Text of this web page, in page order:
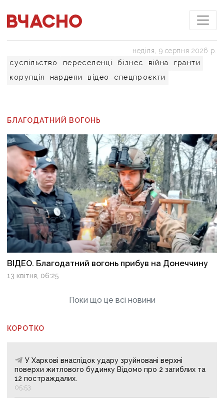
суспільство переселенці бізнес війна
гранти
корупція
нардепи відео спецпроєкти
неділя, 9 серпня 2026 р.
БЛАГОДАТНИЙ ВОГОНЬ
ВІДЕО. Благодатний вогонь прибув на Донеччину
13 квітня, 06:25
Поки що це всі новини
КОРОТКО
У Харкові внаслідок удару зруйновані верхні
поверхи житлового будинку Відомо про 2 загиблих та
12 постраждалих.
05:53